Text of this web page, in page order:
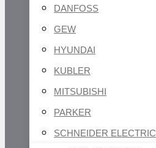
DANFOSS
GEW
HYUNDAI
KUBLER
MITSUBISHI
PARKER
SCHNEIDER ELECTRIC